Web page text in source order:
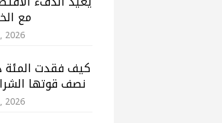
مع
2026
كيف فقدت المئة
نصف قوتها
2026